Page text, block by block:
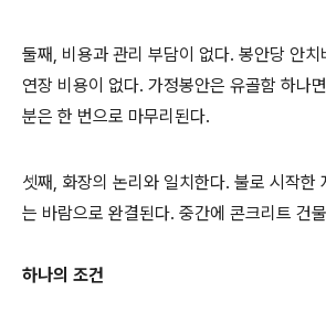
둘째, 비용과 관리 부담이 없다. 봉안당 안
연장 비용이 없다. 가정봉안은 유골함 하나
분은 한 번으로 마무리된다.
셋째, 화장의 논리와 일치한다. 불로 시작한
는 바람으로 완결된다. 중간에 콘크리트 건
하나의 조건